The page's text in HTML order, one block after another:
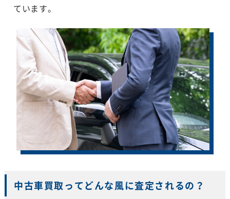
ています。
中古車買取ってどんな風に査定されるの？